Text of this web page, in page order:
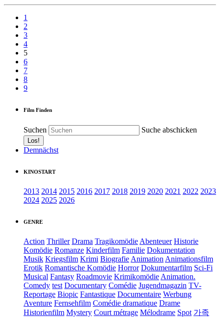
1
2
3
4
5
6
7
8
9
Film Finden
Suchen Suche abschicken
Demnächst
KINOSTART
2013 2014 2015 2016 2017 2018 2019 2020 2021 2022 2023
2024 2025 2026
GENRE
Action Thriller Drama Tragikomödie Abenteuer Historie
Komödie Romanze Kinderfilm Familie Dokumentation
Musik Kriegsfilm Krimi Biografie Animation Animationsfilm
Erotik Romantische Komödie Horror Dokumentarfilm Sci-Fi
Musical Fantasy Roadmovie Krimikomödie Animation.
Comedy test Documentary Comédie Jugendmagazin TV-
Reportage Biopic Fantastique Documentaire Werbung
Aventure Fernsehfilm Comédie dramatique Drame
Historienfilm Mystery Court métrage Mélodrame Spot 가족